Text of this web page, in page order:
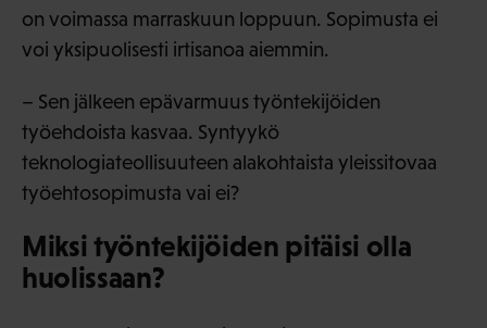
on voimassa marraskuun loppuun. Sopimusta ei
voi yksipuolisesti irtisanoa aiemmin.
– Sen jälkeen epävarmuus työntekijöiden
työehdoista kasvaa. Syntyykö
teknologiateollisuuteen alakohtaista yleissitovaa
työehtosopimusta vai ei?
Miksi työntekijöiden pitäisi olla
huolissaan?